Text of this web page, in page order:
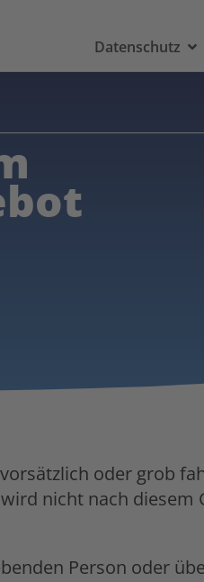
Datenschutz
oder grob
nicht nach diesem
Person oder